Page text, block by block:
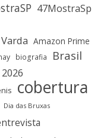
47MostraSp
Amazon Prime
biografia Brasil
cobertura
Dia das Bruxas